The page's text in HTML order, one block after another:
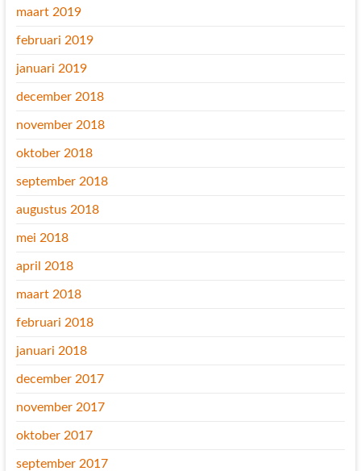
maart 2019
februari 2019
januari 2019
december 2018
november 2018
oktober 2018
september 2018
augustus 2018
mei 2018
april 2018
maart 2018
februari 2018
januari 2018
december 2017
november 2017
oktober 2017
september 2017